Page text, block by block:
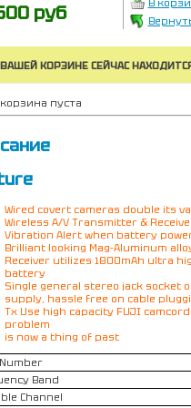
руб
В
КОРЗИНЕ СЕЙЧАС
пуста
Wired covert cameras double its
Wireless A/V Transmitter &
Vibration Alert when battery
Brilliant looking Mag-Aluminum
Receiver utilizes 1800mAh ultra
battery
Single general stereo jack socket
supply, hassle free on cable
Tx Use high capacity FUJI
problem
is now a thing of past
Band
Channel